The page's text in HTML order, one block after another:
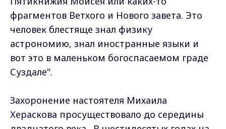
фрагментов Ветхого и Нового завета. Это
человек блестяще знал физику
астрономию, знал иностранные языки и
вот это в маленьком богоспасаемом граде
Суздале".
Захоронение настоятеля Михаила
Хераскова просуществовало до середины